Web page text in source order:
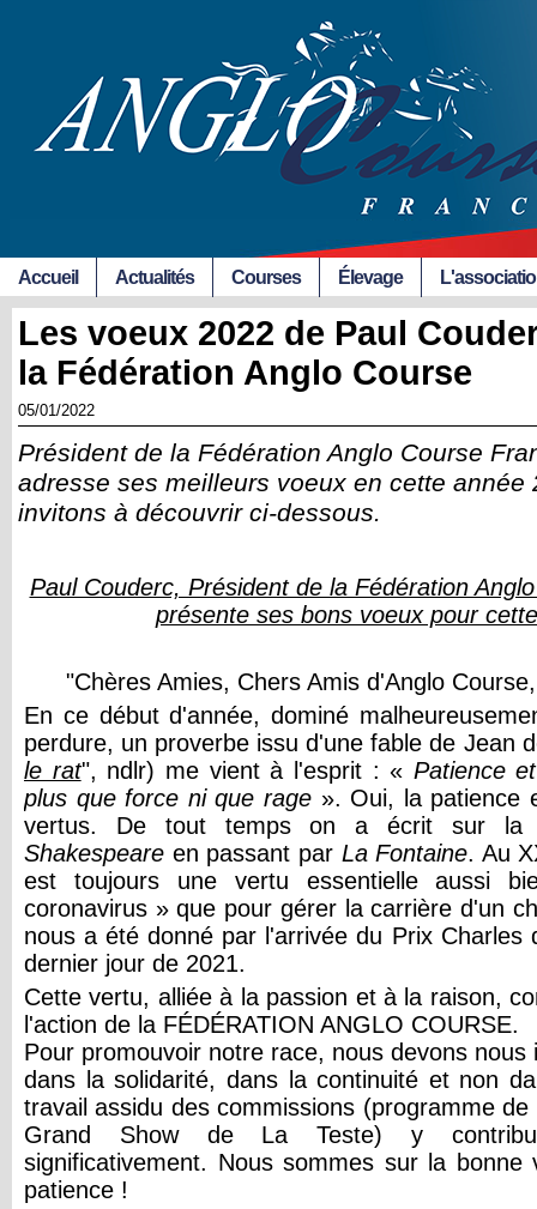
Accueil Actualités Courses Élevage
Les voeux 2022 de Paul
la Fédération Anglo Course
05/01/2022
Président de la Fédération Anglo Course
adresse ses meilleurs voeux en cette année
invitons à découvrir ci-dessous.
Paul Couderc, Président de la Fédération
présente ses bons voeux pour
"Chères Amies, Chers Amis d'Anglo Course,
En ce début d'année, dominé
perdure, un proverbe issu d'une fable de Jean
le rat", ndlr) me vient à l'esprit : « Patience
plus que force ni que rage ». Oui, la patience
vertus. De tout temps on a écrit sur la
Shakespeare en passant par La Fontaine. Au
est toujours une vertu essentielle aussi
coronavirus » que pour gérer la carrière d'un
nous a été donné par l'arrivée du Prix Charles
dernier jour de 2021.
Cette vertu, alliée à la passion et à la raison,
l'action de la FÉDÉRATION ANGLO COURSE.
Pour promouvoir notre race, nous devons nous
dans la solidarité, dans la continuité et non
travail assidu des commissions (programme
Grand Show de La Teste) y
significativement. Nous sommes sur la
patience !